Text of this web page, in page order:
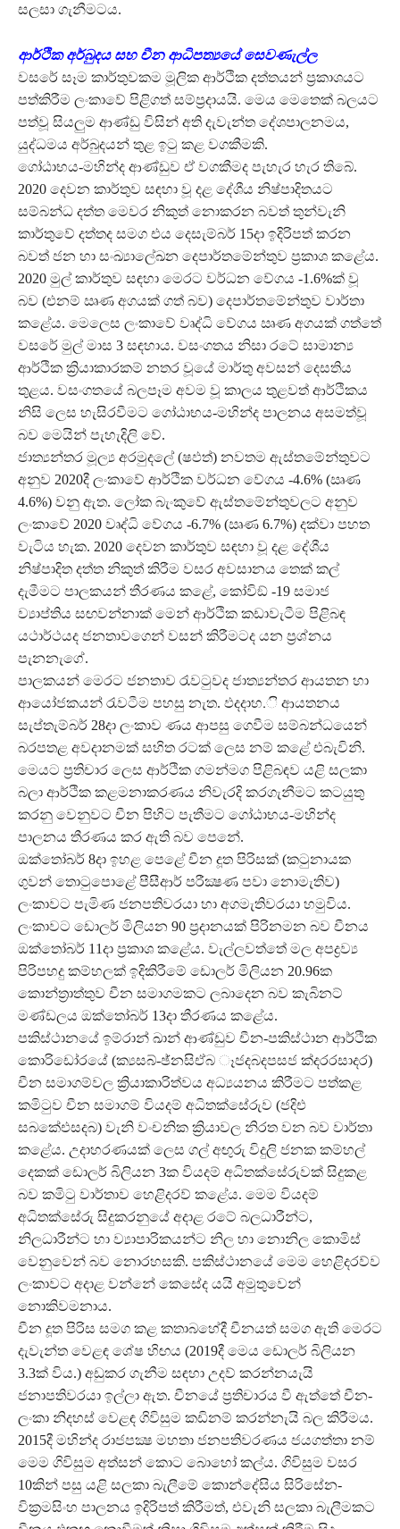
සලසා ගැනීමටය.
ආර්ථික අර්බුදය සහ චීන ආධිපත්‍යයේ සෙවණැල්ල
වසරේ සෑම කාර්තුවකම මූලික ආර්ථික දත්තයන් ප්‍රකාශයට
පත්කිරීම ලංකාවේ පිළිගත් සම්ප්‍රදායයි. මෙය මෙතෙක් බලයට
පත්වූ සියලුම ආණ්ඩු විසින් අති දැවැන්ත දේශපාලනමය,
යුද්ධමය අර්බුදයන් තුළ ඉටු කළ වගකීමකි.
ගෝඨාභය-මහින්ද ආණ්ඩුව ඒ වගකීමද පැහැර හැර තිබේ.
2020 දෙවන කාර්තුව සඳහා වූ දළ දේශීය නිෂ්පාදිතයට
සම්බන්ධ දත්ත මෙවර නිකුත් නොකරන බවත් තුන්වැනි
කාර්තුවේ දත්තද සමග එය දෙසැම්බර් 15දා ඉදිරිපත් කරන
බවත් ජන හා සංඛ්‍යාලේඛන දෙපාර්තමේන්තුව ප්‍රකාශ කළේය.
2020 මුල් කාර්තුව සඳහා මෙරට වර්ධන වේගය -1.6%ක් වූ
බව (එනම් ඍණ අගයක් ගත් බව) දෙපාර්තමේන්තුව වාර්තා
කළේය. මෙලෙස ලංකාවේ වෘද්ධි වේගය ඍණ අගයක් ගත්තේ
වසරේ මුල් මාස 3 සඳහාය. වසංගතය නිසා රටේ සාමාන්‍ය
ආර්ථික ක්‍රියාකාරකම් නතර වූයේ මාර්තු අවසන් දෙසතිය
තුළය. වසංගතයේ බලපෑම අවම වූ කාලය තුළවත් ආර්ථිකය
නිසි ලෙස හැසිරවීමට ගෝඨාභය-මහින්ද පාලනය අසමත්වූ
බව මෙයින් පැහැදිලි වේ.
ජාත්‍යන්තර මූල්‍ය අරමුදලේ (ෂඵත්‍) නවතම ඇස්තමේන්තුවට
අනුව 2020දී ලංකාවේ ආර්ථික වර්ධන වේගය -4.6% (ඍණ
4.6%) වනු ඇත. ලෝක බැංකුවේ ඇස්තමේන්තුවලට අනුව
ලංකාවේ 2020 වෘද්ධි වේගය -6.7% (ඍණ 6.7%) දක්වා පහත
වැටිය හැක. 2020 දෙවන කාර්තුව සඳහා වූ දළ දේශීය
නිෂ්පාදිත දත්ත නිකුත් කිරීම වසර අවසානය තෙක් කල්
දැමීමට පාලකයන් තීරණය කළේ, කෝවිඞ් -19 සමාජ
ව්‍යාප්තිය සඟවන්නාක් මෙන් ආර්ථික කඩාවැටීම පිළිබඳ
යථාර්ථයද ජනතාවගෙන් වසන් කිරීමටද යන ප්‍රශ්නය
පැනනැගේ.
පාලකයන් මෙරට ජනතාව රැවටුවද ජාත්‍යන්තර ආයතන හා
ආයෝජකයන් රැවටීම පහසු නැත. ඵදදාහ.ි ආයතනය
සැප්තැම්බර් 28දා ලංකාව ණය ආපසු ගෙවීම සම්බන්ධයෙන්
බරපතළ අවදානමක් සහිත රටක් ලෙස නම් කළේ එබැවිනි.
මෙයට ප්‍රතිචාර ලෙස ආර්ථික ගමන්මග පිළිබඳව යළි සලකා
බලා ආර්ථික කළමනාකරණය නිවැරදි කරගැනීමට කටයුතු
කරනු වෙනුවට චීන පිහිට පැතීමට ගෝඨාභය-මහින්ද
පාලනය තීරණය කර ඇති බව පෙනේ.
ඔක්තෝබර් 8දා ඉහළ පෙළේ චීන දූත පිරිසක් (කටුනායක
ගුවන් තොටුපොළේ පීසීආර් පරීක්‍ෂණ පවා නොමැතිව)
ලංකාවට පැමිණ ජනපතිවරයා හා අගමැතිවරයා හමුවිය.
ලංකාවට ඩොලර් මිලියන 90 ප්‍රදානයක් පිරිනමන බව චීනය
ඔක්තෝබර් 11දා ප්‍රකාශ කළේය. වැල්ලවත්තේ මල අපද්‍රව්‍ය
පිරිපහදු කම්හලක් ඉදිකිරීමේ ඩොලර් මිලියන 20.96ක
කොන්ත්‍රාත්තුව චීන සමාගමකට ලබාදෙන බව කැබිනට්
මණ්ඩලය ඔක්තෝබර් 13දා තීරණය කළේය.
පකිස්ථානයේ ඉම්රාන් ඛාන් ආණ්ඩුව චීන-පකිස්ථාන ආර්ථික
කොරිඩෝරයේ (ක්‍යසබ්-ඡ්නසිඒබ ෑජදබදපසජ ක්‍දරරසාදර)
චීන සමාගම්වල ක්‍රියාකාරිත්වය අධ්‍යයනය කිරීමට පත්කළ
කමිටුව චීන සමාගම් වියදම් අධිතක්සේරුව (ජදිඑ
සබකේඑසදබ) වැනි වංචනික ක්‍රියාවල නිරත වන බව වාර්තා
කළේය. උදාහරණයක් ලෙස ගල් අඟුරු විදුලි ජනක කම්හල්
දෙකක් ඩොලර් බිලියන 3ක වියදම් අධිතක්සේරුවක් සිදුකළ
බව කමිටු වාර්තාව හෙළිදරව් කළේය. මෙම වියදම්
අධිතක්සේරු සිදුකරනුයේ අදාළ රටේ බලධාරීන්ට,
නිලධාරීන්ට හා ව්‍යාපාරිකයන්ට නිල හා නොනිල කොමිස්
වෙනුවෙන් බව නොරහසකි. පකිස්ථානයේ මෙම හෙළිදරව්ව
ලංකාවට අදාළ වන්නේ කෙසේද යයි අමුතුවෙන්
නොකිවමනාය.
චීන දූත පිරිස සමග කළ කතාබහේදී චීනයත් සමග ඇති මෙරට
දැවැන්ත වෙළඳ ශේෂ හිඟය (2019දී මෙය ඩොලර් බිලියන
3.3ක් විය.) අඩුකර ගැනීම සඳහා උදව් කරන්නයැයි
ජනාපතිවරයා ඉල්ලා ඇත. චීනයේ ප්‍රතිචාරය වී ඇත්තේ චීන-
ලංකා නිදහස් වෙළඳ ගිවිසුම කඩිනම් කරන්නැයි බල කිරීමය.
2015දී මහින්ද රාජපක්‍ෂ මහතා ජනපතිවරණය ජයගත්තා නම්
මෙම ගිවිසුම අත්සන් කොට බොහෝ කල්ය. ගිවිසුම වසර
10කින් පසු යළි සලකා බැලීමේ කොන්දේසිය සිරිසේන-
වික්‍රමසිංහ පාලනය ඉදිරිපත් කිරීමත්, එවැනි සලකා බැලීමකට